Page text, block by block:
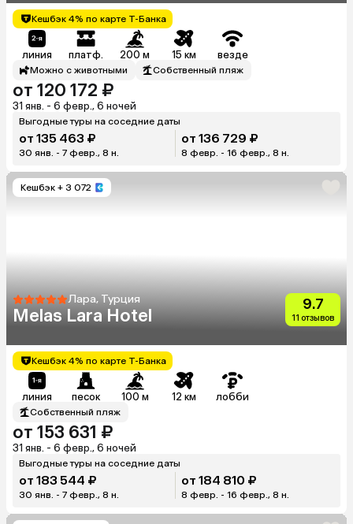
Кешбэк 4% по карте Т-Банка
линия платф. 200 м 15 км везде
Можно с животными Собственный пляж
от 120 172 ₽
31 янв. - 6 февр., 6 ночей
Выгодные туры на соседние даты
от 135 463 ₽
30 янв. - 7 февр., 8 н.
от 136 729 ₽
8 февр. - 16 февр., 8 н.
Кешбэк + 3 072
Лара, Турция
Melas Lara Hotel
9.7
11 отзывов
Кешбэк 4% по карте Т-Банка
линия песок 100 м 12 км лобби
Собственный пляж
от 153 631 ₽
31 янв. - 6 февр., 6 ночей
Выгодные туры на соседние даты
от 183 544 ₽
30 янв. - 7 февр., 8 н.
от 184 810 ₽
8 февр. - 16 февр., 8 н.